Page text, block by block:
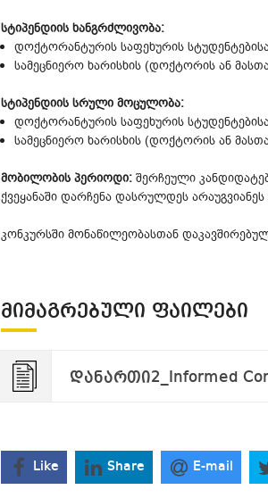
სტიპენდიის ხანგრძლივობა:
დოქტორანტურის საფეხურის
სამეცნიერო ხარისხის (დოქტორის ან
სტიპენდიის სრული მოცულობა:
დოქტორანტურის საფეხურის
სამეცნიერო ხარისხის (დოქტორის ან
მობილობის პერიოდი: შერჩეული
ქვეყანაში დარჩენა დასრულდეს
კონკურსში მონაწილეობასთან
ᲛᲘᲛᲐᲒᲠᲔᲑᲣᲚᲘ ᲤᲐᲘᲚᲔᲑᲘ
დანართი2_Informed
Like Share E-mail